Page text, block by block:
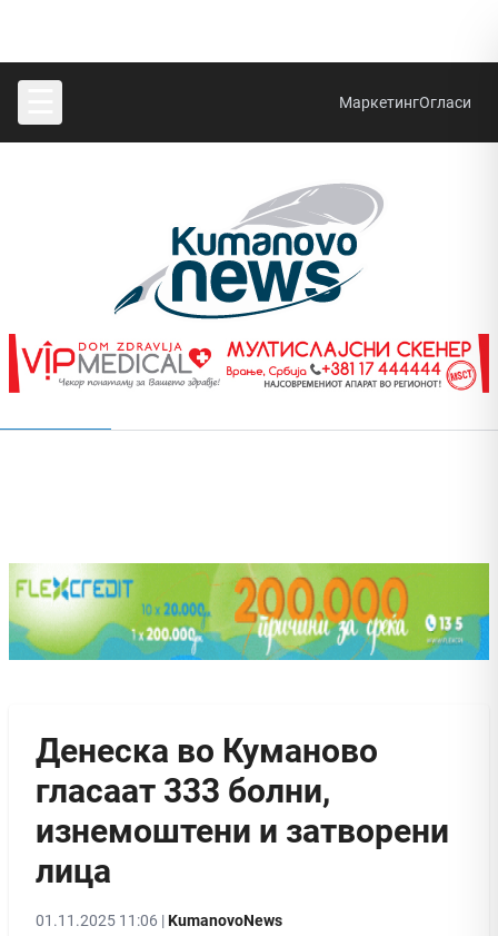
МаркетингОгласи
Денеска во Куманово
гласаат 333 болни,
изнемоштени и затворени
лица
01.11.2025 11:06 |KumanovoNews